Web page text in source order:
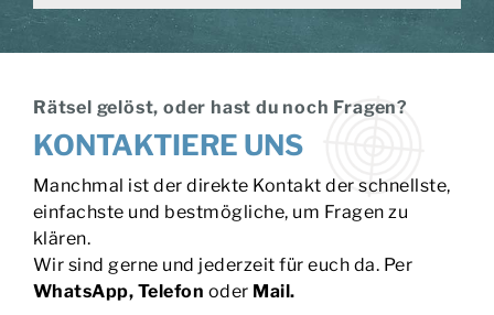
Rätsel gelöst, oder hast du noch Fragen?
KONTAKTIERE UNS
Manchmal ist der direkte Kontakt der schnellste,
einfachste und bestmögliche, um Fragen zu
klären.
Wir sind gerne und jederzeit für euch da. Per
WhatsApp, Telefon oder Mail.